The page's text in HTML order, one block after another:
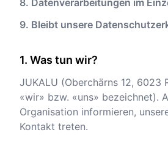
8. Datenverarbeitungen im
9. Bleibt unsere
Was tun wir?
JUKALU (Oberchärns 12, 6023
«wir» bzw. «uns» bezeichnet).
Organisation informieren,
Kontakt treten.